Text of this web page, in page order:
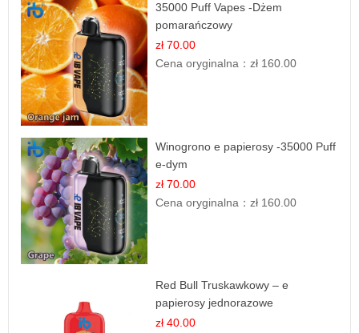
35000 Puff Vapes -Dżem
pomarańczowy
zł 70.00
Cena oryginalna：zł 160.00
Winogrono e papierosy -35000 Puff
e-dym
zł 70.00
Cena oryginalna：zł 160.00
Red Bull Truskawkowy – e
papierosy jednorazowe
zł 40.00